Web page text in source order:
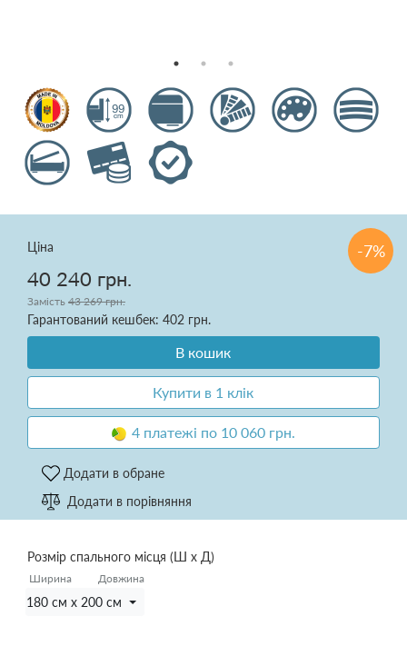
Текстиль для спальні
Розпродаж
Доставка і оплата
Про нас
-7%
Ціна
40 240 грн.
Замість 43 269 грн.
Гарантований кешбек: 402 грн.
В кошик
Купити в 1 клік
4 платежі по 10 060 грн.
Додати в обране
Додати в порівняння
Розмір спального місця (Ш х Д)
Ширина Довжина
180 см x 200 см